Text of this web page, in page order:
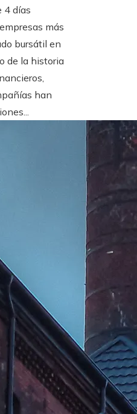
4 días
más
bursátil en
de la historia
han